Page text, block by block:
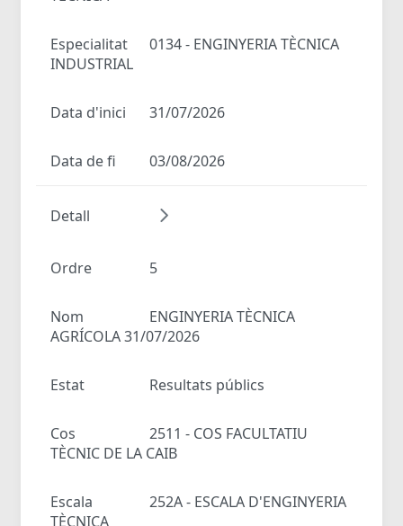
Especialitat
0134 - ENGINYERIA TÈCNICA
INDUSTRIAL
Data d'inici 31/07/2026
Data de fi 03/08/2026
Detall
Ordre 5
Nom
ENGINYERIA TÈCNICA
AGRÍCOLA 31/07/2026
Estat Resultats públics
Cos
2511 - COS FACULTATIU
TÈCNIC DE LA CAIB
Escala
252A - ESCALA D'ENGINYERIA
TÈCNICA